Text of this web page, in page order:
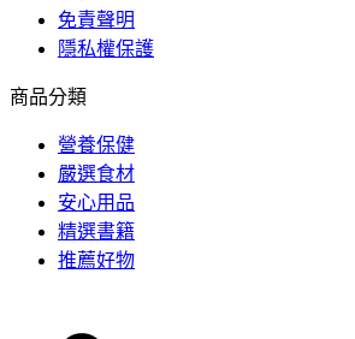
免責聲明
隱私權保護
商品分類
營養保健
嚴選食材
安心用品
精選書籍
推薦好物